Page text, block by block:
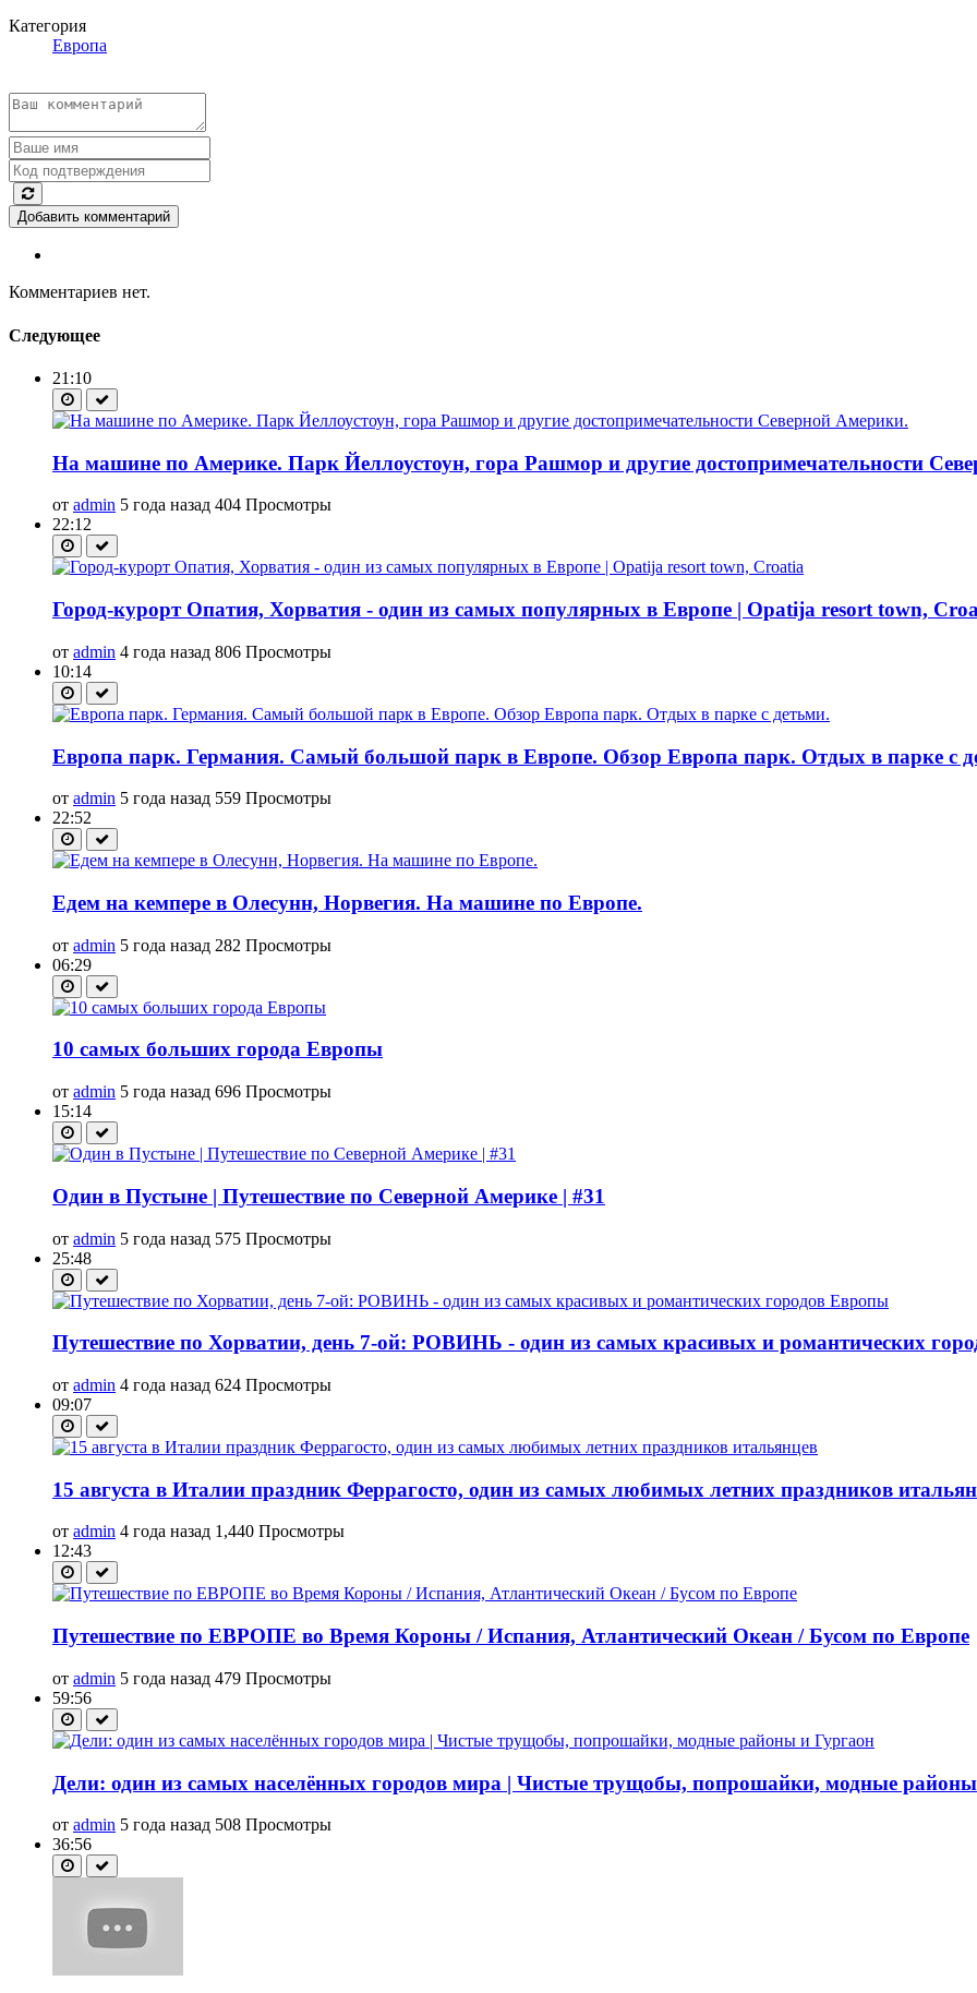
Категория
Европа
Добавить комментарий
Комментариев нет.
Следующее
21:10
На машине по Америке. Парк Йеллоустоун, гора Рашмор и другие достопримечательности
от admin 5 года назад 404 Просмотры
22:12
Город-курорт Опатия, Хорватия - один из самых популярных в Европе | Opatija resort town,
от admin 4 года назад 806 Просмотры
10:14
Европа парк. Германия. Самый большой парк в Европе. Обзор Европа парк. Отдых в парке с
от admin 5 года назад 559 Просмотры
22:52
Едем на кемпере в Олесунн, Норвегия. На машине по Европе.
от admin 5 года назад 282 Просмотры
06:29
10 самых больших города Европы
от admin 5 года назад 696 Просмотры
15:14
Один в Пустыне | Путешествие по Северной Америке | #31
от admin 5 года назад 575 Просмотры
25:48
Путешествие по Хорватии, день 7-ой: РОВИНЬ - один из самых красивых и романтических
от admin 4 года назад 624 Просмотры
09:07
15 августа в Италии праздник Феррагосто, один из самых любимых летних праздников
от admin 4 года назад 1,440 Просмотры
12:43
Путешествие по ЕВРОПЕ во Время Короны / Испания, Атлантический Океан / Бусом по Европе
от admin 5 года назад 479 Просмотры
59:56
Дели: один из самых населённых городов мира | Чистые трущобы, попрошайки, модные
от admin 5 года назад 508 Просмотры
36:56